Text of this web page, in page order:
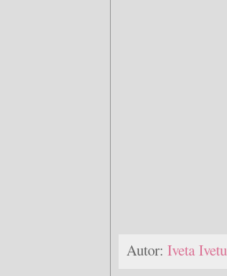
Autor: Iveta